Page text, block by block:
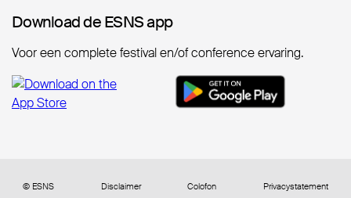
Download de ESNS app
Download de ESNS app
Voor een complete festival en/of conference ervaring.
© ESNS Disclaimer Colofon Privacystatement